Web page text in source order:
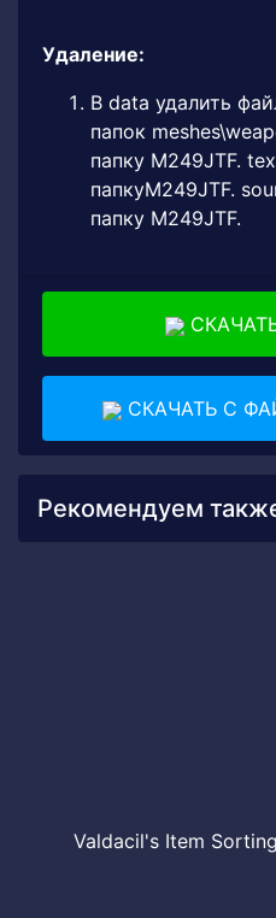
Удаление:
В data удалить
папок
папку М249JTF.
папкуМ249JTF.
папку М249JTF.
СКАЧАТЬ С
Рекомендуем
Valdacil's Item